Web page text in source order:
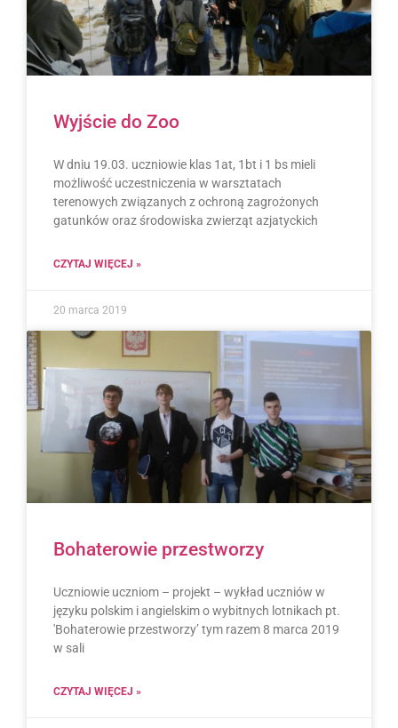
Wyjście do Zoo
W dniu 19.03. uczniowie klas 1at, 1bt i 1 bs mieli
możliwość uczestniczenia w warsztatach
terenowych związanych z ochroną zagrożonych
gatunków oraz środowiska zwierząt azjatyckich
CZYTAJ WIĘCEJ »
20 marca 2019
Bohaterowie przestworzy
Uczniowie uczniom – projekt – wykład uczniów w
języku polskim i angielskim o wybitnych lotnikach pt.
'Bohaterowie przestworzy’ tym razem 8 marca 2019
w sali
CZYTAJ WIĘCEJ »